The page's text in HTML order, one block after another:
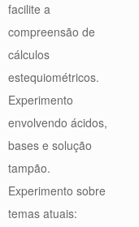
facilite a
compreensão de
cálculos
estequiométricos.
Experimento
envolvendo ácidos,
bases e solução
tampão.
Experimento sobre
temas atuais: